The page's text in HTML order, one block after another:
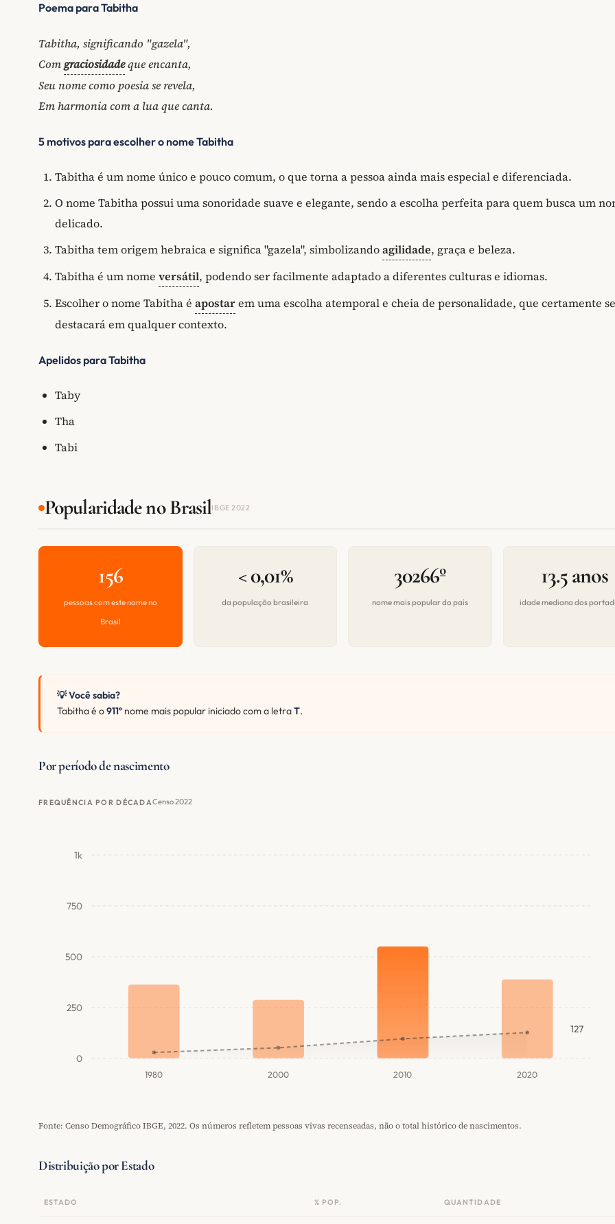
Poema para Tabitha
Tabitha, significando "gazela",
Comgraciosidadeque encanta,
Seu nome como poesia se revela,
Em harmonia com a lua que canta.
5 motivos para escolher o nome Tabitha
Tabitha é um nome único e pouco comum, o que torna a pessoa ainda mais especial e diferenciada.
O nome Tabitha possui uma sonoridade suave e elegante, sendo a escolha perfeita para quem busca um
delicado.
Tabitha tem origem hebraica e significa "gazela", simbolizandoagilidade, graça e beleza.
Tabitha é um nome versátil, podendo ser facilmente adaptado a diferentes culturas e idiomas.
Escolher o nome Tabitha é apostarem uma escolha atemporal e cheia de personalidade, que certamente se
destacará em qualquer contexto.
Apelidos para Tabitha
Taby
Tha
Tabi
Popularidade no BrasilIBGE 2022
156
pessoas com este nome no
Brasil
< 0,01%
da população brasileira
30266º
nome mais popular do país
13.5 anos
idade mediana dos
💡 Você sabia?
Tabitha é o911º nome mais popular iniciado com a letraT.
Por período de nascimento
FREQUÊNCIA POR DÉCADACenso 2022
0
250
500
750
1k
1980 2000 2010 2020
127
Fonte: Censo Demográfico IBGE, 2022. Os números refletem pessoas vivas recenseadas, não o total histórico de nascimentos.
Distribuição por Estado
ESTADO % POP. QUANTIDADE